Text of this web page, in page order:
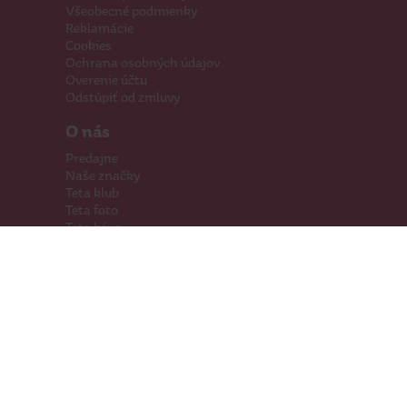
Všeobecné podmienky
Reklamácie
Cookies
Ochrana osobných údajov
Overenie účtu
Odstúpiť od zmluvy
O nás
Predajne
Naše značky
Teta klub
Teta foto
Teta káva